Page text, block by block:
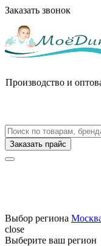
Заказать звонок
Производство и
Заказать прайс
Выбор региона
close
Выберите ваш регион